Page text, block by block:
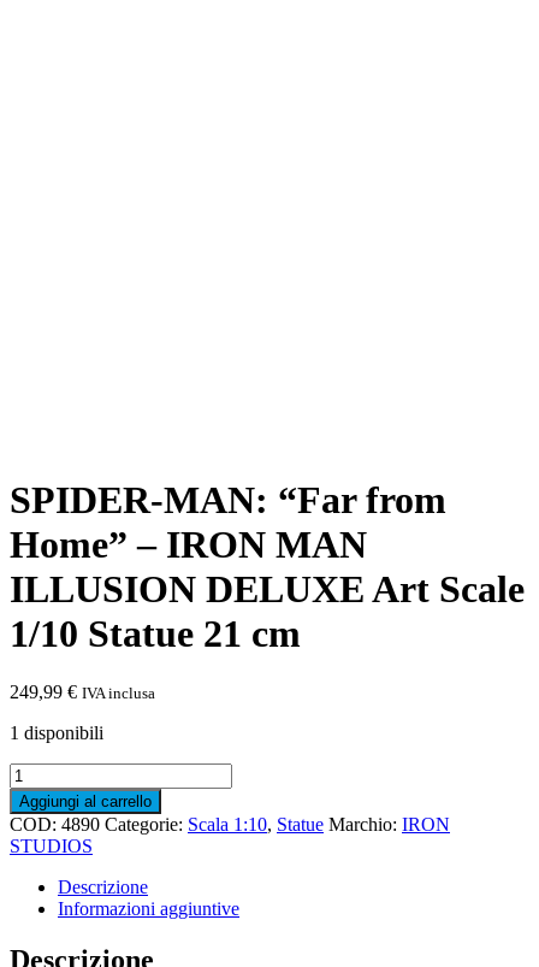
SPIDER-MAN: “Far from
Home” – IRON MAN
ILLUSION DELUXE Art Scale
1/10 Statue 21 cm
249,99 € IVA inclusa
1 disponibili
SPIDER-
MAN:
"Far
from
Home"
IRON
ILLUSION
Aggiungi al carrello
COD: 4890 Categorie: Scala 1:10, Statue Marchio: IRON
STUDIOS
Descrizione
Informazioni aggiuntive
Descrizione